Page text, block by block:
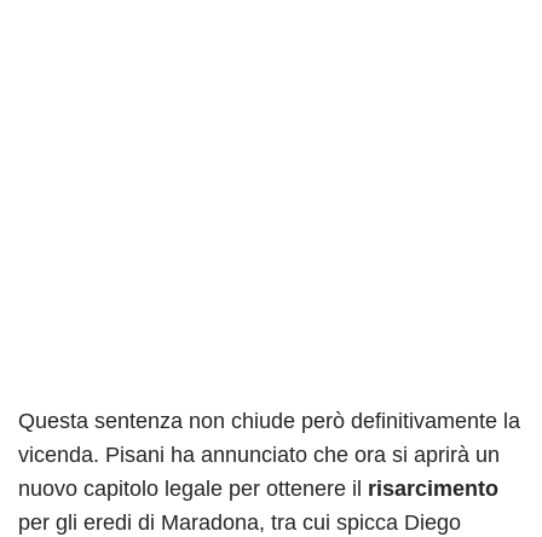
Questa sentenza non chiude però definitivamente la
vicenda. Pisani ha annunciato che ora si aprirà un
nuovo capitolo legale per ottenere il risarcimento
per gli eredi di Maradona, tra cui spicca Diego